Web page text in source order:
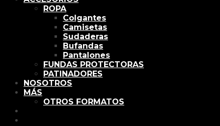
ROPA
Colgantes
Camisetas
Sudaderas
Bufandas
Pantalones
FUNDAS PROTECTORAS
PATINADORES
NOSOTROS
MÁS
OTROS FORMATOS